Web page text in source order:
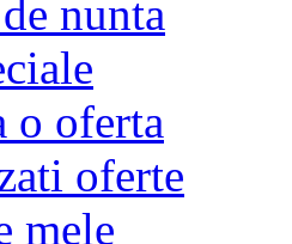
nunta
o oferta
oferte
mele